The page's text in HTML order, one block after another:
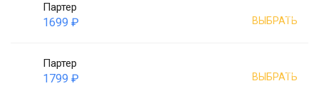
Партер
1699 ₽ ВЫБРАТЬ
Партер
1799 ₽ ВЫБРАТЬ